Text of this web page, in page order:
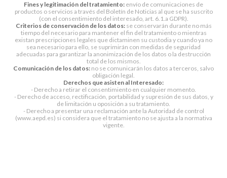
Fines y legitimación del tratamiento: envío de comunicaciones de
productos o servicios a través del Boletín de Noticias al que se ha suscrito
(con el consentimiento del interesado, art. 6.1.a GDPR).
Criterios de conservación de los datos:se conservarán durante no más
tiempo del necesario para mantener el fin del tratamiento o mientras
existan prescripciones legales que dictaminen su custodia y cuando ya no
sea necesario para ello, se suprimirán con medidas de seguridad
adecuadas para garantizar la anonimización de los datos o la destrucción
total de los mismos.
Comunicación de los datos: no se comunicarán los datos a terceros, salvo
obligación legal.
Derechos que asisten al Interesado:
- Derecho a retirar el consentimiento en cualquier momento.
- Derecho de acceso, rectificación, portabilidad y supresión de sus datos, y
de limitación u oposición a su tratamiento.
- Derecho a presentar una reclamación ante la Autoridad de control
(www.aepd.es) si considera que el tratamiento no se ajusta a la normativa
vigente.